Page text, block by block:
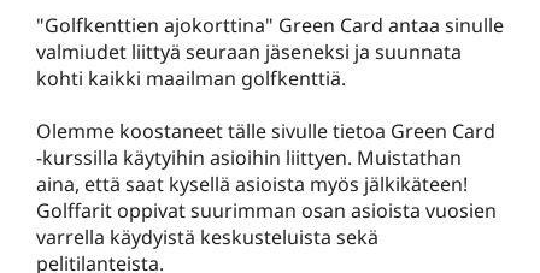
"Golfkenttien ajokorttina" Green Card antaa sinulle
valmiudet liittyä seuraan jäseneksi ja suunnata
kohti kaikki maailman golfkenttiä.
Olemme koostaneet tälle sivulle tietoa Green Card
-kurssilla käytyihin asioihin liittyen. Muistathan
aina, että saat kysellä asioista myös jälkikäteen!
Golffarit oppivat suurimman osan asioista vuosien
varrella käydyistä keskusteluista sekä
pelitilanteista.